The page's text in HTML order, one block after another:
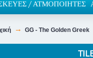
/ ΑΤΜΟΠΟΙΗΤΈΣ
GG - The Golden Greek